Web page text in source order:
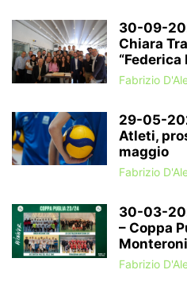
30-09-
Chiara
“Federica
Fabrizio
29-05-
Atleti,
maggio
Fabrizio
30-03-
– Coppa
Fabrizio